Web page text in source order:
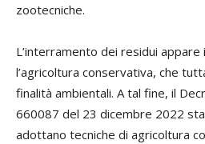
zootecniche.
L’interramento dei residui appare
l’agricoltura conservativa, che
finalità ambientali. A tal fine, il
660087 del 23 dicembre 2022
adottano tecniche di agricoltura